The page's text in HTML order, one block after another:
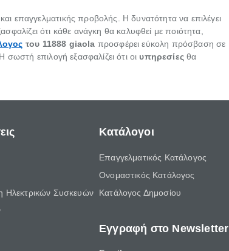
επαγγελματικής προβολής. Η δυνατότητα να επιλέγει
ότι κάθε ανάγκη θα καλυφθεί με ποιότητα,
του 11888 giaola προσφέρει εύκολη πρόσβαση σε
σωστή επιλογή εξασφαλίζει ότι οι υπηρεσίεςθα
Ηλεκτρικών Συσκευών
Κατάλογοι
Επαγγελματικός Κατάλογος
Ονομαστικός Κατάλογος
Κατάλογος Δημοσίου
Εγγραφή στο Newsletter